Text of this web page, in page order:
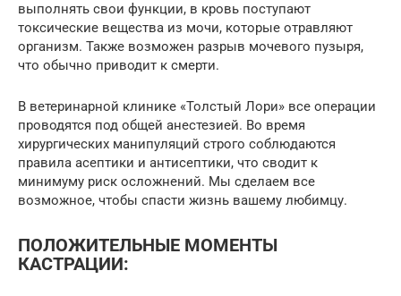
выполнять свои функции, в кровь поступают
токсические вещества из мочи, которые отравляют
организм. Также возможен разрыв мочевого пузыря,
что обычно приводит к смерти.
В ветеринарной клинике «Толстый Лори» все операции
проводятся под общей анестезией. Во время
хирургических манипуляций строго соблюдаются
правила асептики и антисептики, что сводит к
минимуму риск осложнений. Мы сделаем все
возможное, чтобы спасти жизнь вашему любимцу.
ПОЛОЖИТЕЛЬНЫЕ МОМЕНТЫ
КАСТРАЦИИ: